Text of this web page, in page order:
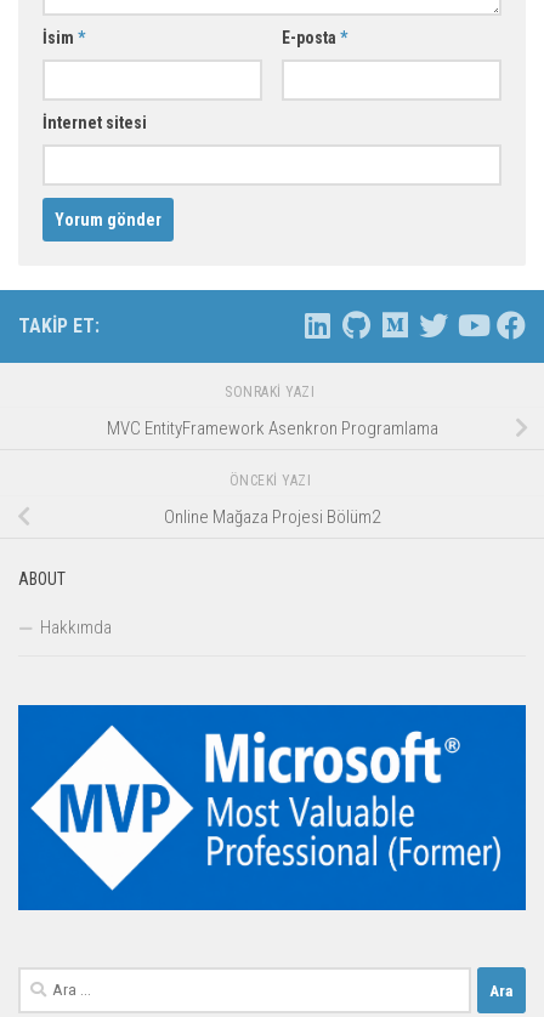
İsim * E-posta *
İnternet sitesi
TAKIP ET:
SONRAKI YAZI
MVC EntityFramework Asenkron Programlama
ÖNCEKI YAZI
Online Mağaza Projesi Bölüm2
ABOUT
Hakkımda
Arama: